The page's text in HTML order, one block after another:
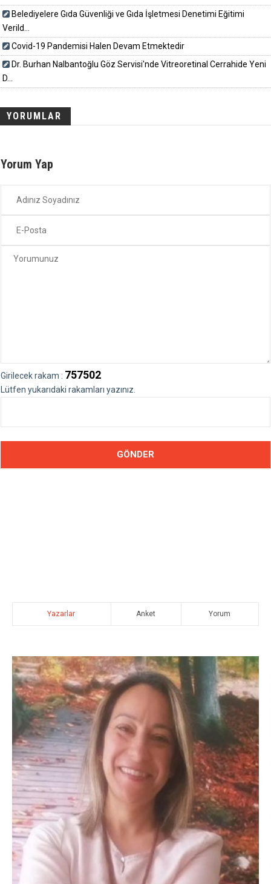
Belediyelere Gıda Güvenliği ve Gıda İşletmesi Denetimi Eğitimi
Verild...
Covid-19 Pandemisi Halen Devam Etmektedir
Dr. Burhan Nalbantoğlu Göz Servisi'nde Vitreoretinal Cerrahide Yeni
D...
YORUMLAR
Yorum Yap
Girilecek rakam : 757502
Lütfen yukarıdaki rakamları yazınız.
Yazarlar Anket Yorum